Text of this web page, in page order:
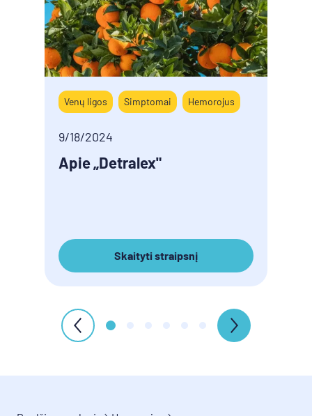
Venų ligos Simptomai Hemorojus
9/18/2024
Apie „Detralex"
Skaityti straipsnį